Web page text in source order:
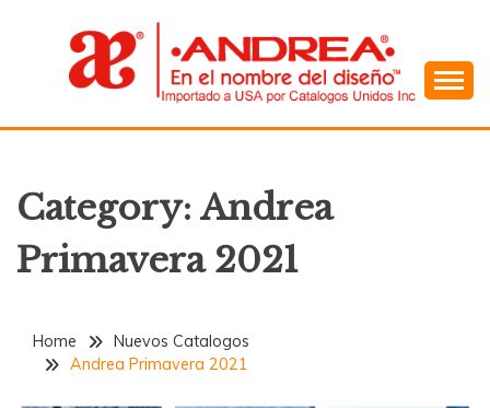
ANDREA
Category: Andrea
Primavera 2021
Home
Nuevos Catalogos
Andrea Primavera 2021